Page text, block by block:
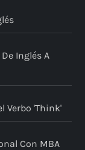
Inglés A
Verbo 'think'
Con MBA